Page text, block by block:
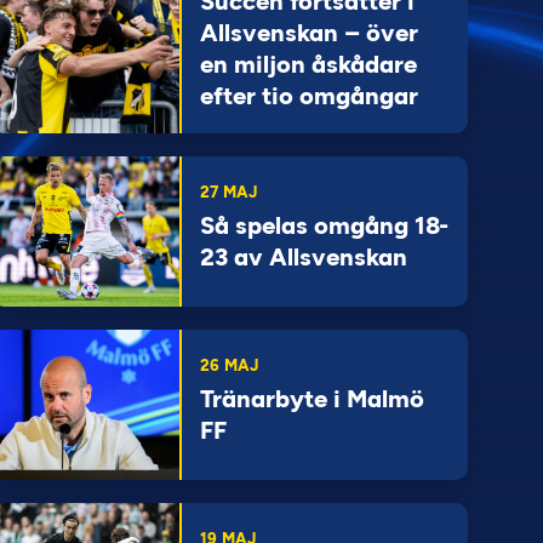
Allsvenskan – över
en miljon åskådare
efter tio omgångar
27 MAJ
Så spelas omgång 18-
23 av Allsvenskan
26 MAJ
Tränarbyte i Malmö
FF
19 MAJ